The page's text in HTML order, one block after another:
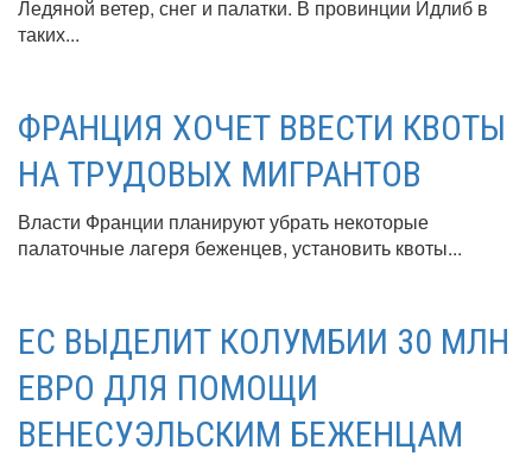
Ледяной ветер, снег и палатки. В провинции Идлиб в
таких...
ФРАНЦИЯ ХОЧЕТ ВВЕСТИ КВОТЫ
НА ТРУДОВЫХ МИГРАНТОВ
Власти Франции планируют убрать некоторые
палаточные лагеря беженцев, установить квоты...
ЕС ВЫДЕЛИТ КОЛУМБИИ 30 МЛН
ЕВРО ДЛЯ ПОМОЩИ
ВЕНЕСУЭЛЬСКИМ БЕЖЕНЦАМ